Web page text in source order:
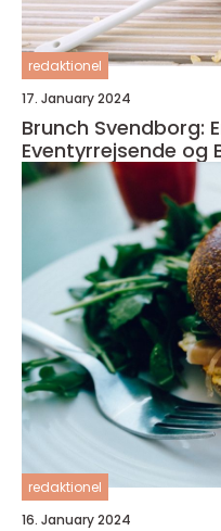
redaktionel
17. January 2024
Brunch Svendborg:
Eventyrrejsende og
redaktionel
16. January 2024